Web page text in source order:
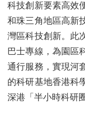
科技創新要素高效
和珠三角地區高新
灣區科技創新。此
巴士專線，為園區
通行服務，實現河
的科研基地香港科
深港「半小時科研